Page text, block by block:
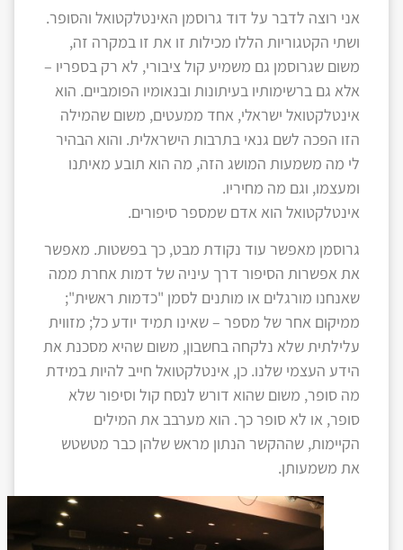
אני רוצה לדבר על דוד גרוסמן האינטלקטואל והסופר.
ושתי הקטגוריות הללו מכילות זו את זו במקרה זה,
משום שגרוסמן גם משמיע קול ציבורי, לא רק בספריו –
אלא גם ברשימותיו בעיתונות ובנאומיו הפומביים. הוא
אינטלקטואל ישראלי, אחד ממעטים, משום שהמילה
הזו הפכה לשם גנאי בתרבות הישראלית. והוא הבהיר
לי מה משמעות המושג הזה, מה הוא תובע מאיתנו
ומעצמו, וגם מה מחיריו.
אינטלקטואל הוא אדם שמספר סיפורים.
גרוסמן מאפשר עוד נקודת מבט, כך בפשטות. מאפשר
את אפשרות הסיפור דרך עיניה של דמות אחרת ממה
שאנחנו מורגלים או מותנים לסמן "כדמות ראשית";
ממיקום אחר של מספר – שאינו תמיד יודע כל; מזווית
עלילתית שלא נלקחה בחשבון, משום שהיא מסכנת את
הידע העצמי שלנו. כן, אינטלקטואל חייב להיות במידת
מה סופר, משום שהוא דורש לנסח קול וסיפור שלא
סופר, או לא סופר כך. הוא מערבב את המילים
הקיימות, שההקשר הנתון מראש שלהן כבר מטשטש
את משמעותן.